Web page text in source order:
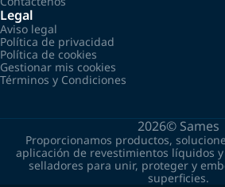
Legal
Aviso legal
Política de privacidad
Política de cookies
Gestionar mis cookies
Términos y Condiciones
2026© Sames
Proporcionamos productos,
aplicación de revestimientos líquidos
selladores para unir, proteger y
superficies.